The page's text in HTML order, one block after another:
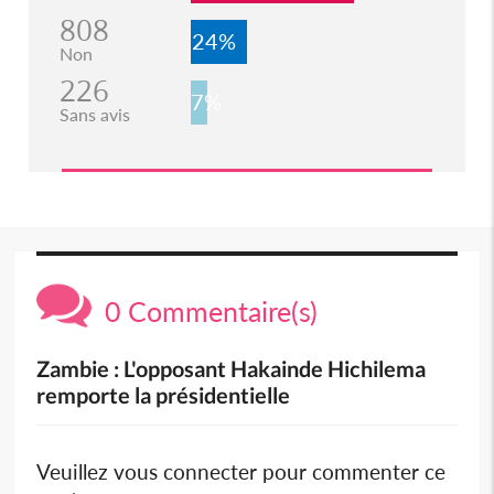
808
Non 24%
226
Sans avis 7%
0 Commentaire(s)
Zambie : L'opposant Hakainde Hichilema
remporte la présidentielle
Veuillez vous connecter pour commenter ce